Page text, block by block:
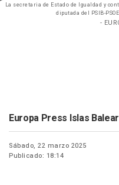
La secretaria de Estado de Igualdad y
diputada del PSIB-
-
Europa Press Islas
Sábado, 22 marzo 2025
Publicado: 18:14